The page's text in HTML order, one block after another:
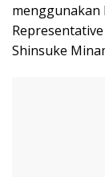
menggunakan
Shinsuke